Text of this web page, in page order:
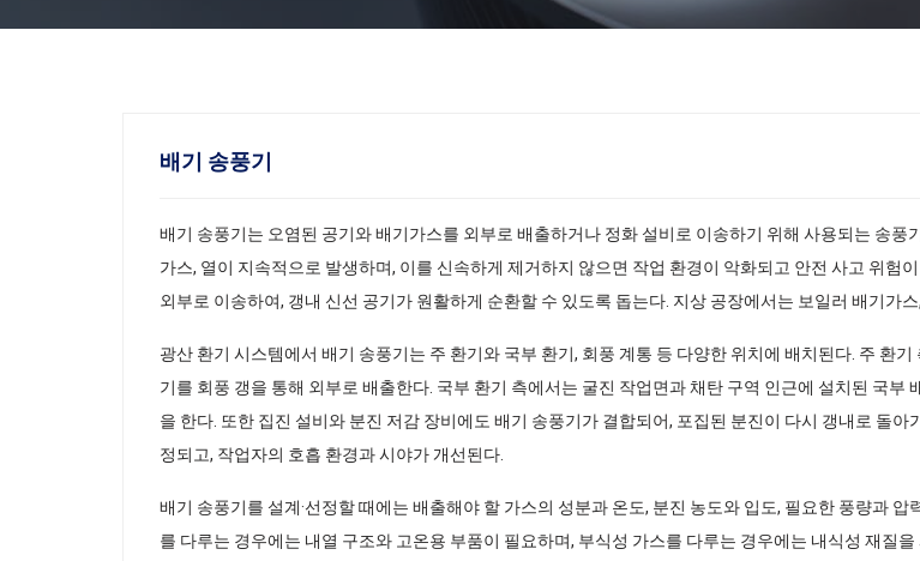
배기 송풍기
배기 송풍기는 오염된 공기와 배기가스를 외부로 배출하거나 정화 설비로 이송하기 위해 사용되는 송
가스, 열이 지속적으로 발생하며, 이를 신속하게 제거하지 않으면 작업 환경이 악화되고 안전 사고 위험
외부로 이송하여, 갱내 신선 공기가 원활하게 순환할 수 있도록 돕는다. 지상 공장에서는 보일러 배기가
광산 환기 시스템에서 배기 송풍기는 주 환기와 국부 환기, 회풍 계통 등 다양한 위치에 배치된다. 주 환
기를 회풍 갱을 통해 외부로 배출한다. 국부 환기 측에서는 굴진 작업면과 채탄 구역 인근에 설치된 국
을 한다. 또한 집진 설비와 분진 저감 장비에도 배기 송풍기가 결합되어, 포집된 분진이 다시 갱내로 돌
정되고, 작업자의 호흡 환경과 시야가 개선된다.
배기 송풍기를 설계·선정할 때에는 배출해야 할 가스의 성분과 온도, 분진 농도와 입도, 필요한 풍량과
를 다루는 경우에는 내열 구조와 고온용 부품이 필요하며, 부식성 가스를 다루는 경우에는 내식성 재질